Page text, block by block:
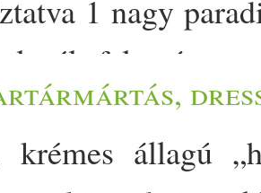
termő
fel. Kiválóan
és fenntartható
tiszteletére
1 nagy
felaprítva
vagy
fél kápia
krémes állagú